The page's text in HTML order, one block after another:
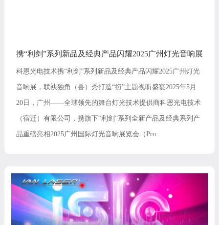
携“利剑”系列新品及经典产品闪耀2025广州灯光音响展
科恩光电技术携“利剑”系列新品及经典产品闪耀2025广州灯光
音响展，联袂独角（兽）秀打造“衍”主题视听盛宴2025年5月
20日，广州——全球领先的舞台灯光技术提供商科恩光电技术
（宿迁）有限公司，携旗下“利剑”系列全新产品及经典系列产
品重磅亮相2025广州国际灯光音响展览会（Pro..